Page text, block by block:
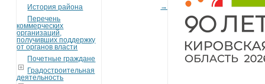
История района
Перечень
коммерческих
организаций,
получивших поддержку
от органов власти
Почетные граждане
Градостроительная
деятельность
→